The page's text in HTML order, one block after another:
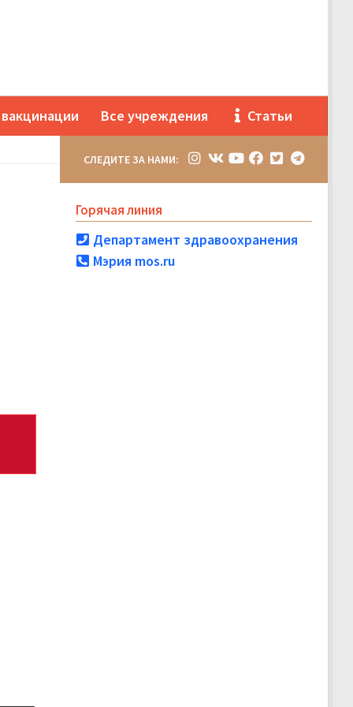
Все учреждения Статьи
СЛЕДИТЕ ЗА НАМИ:
Горячая линия
Департамент здравоохранения
Мэрия mos.ru